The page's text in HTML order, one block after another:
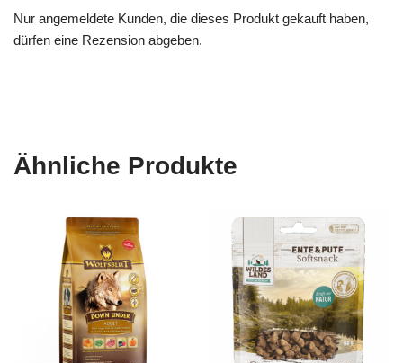
Nur angemeldete Kunden, die dieses Produkt gekauft haben,
dürfen eine Rezension abgeben.
Ähnliche Produkte